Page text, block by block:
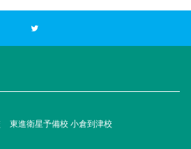
東進衛星予備校 小倉到津校